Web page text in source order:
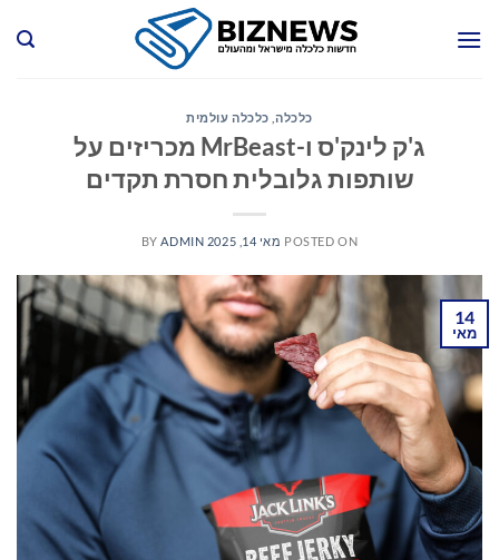
כלכלה, כלכלה עולמית
ג'ק לינק'ס ו-MrBeast מכריזים על
שותפות גלובלית חסרת תקדים
POSTED ON מאי 14, 2025 BY ADMIN
14
מאי